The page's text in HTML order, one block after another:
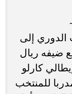
إلى
ضيفه ريال
كارلو
للمنتخب